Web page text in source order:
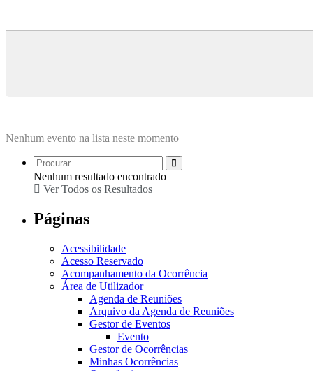
Nenhum evento na lista neste momento
Nenhum resultado encontrado
Ver Todos os Resultados
Páginas
Acessibilidade
Acesso Reservado
Acompanhamento da Ocorrência
Área de Utilizador
Agenda de Reuniões
Arquivo da Agenda de Reuniões
Gestor de Eventos
Evento
Gestor de Ocorrências
Minhas Ocorrências